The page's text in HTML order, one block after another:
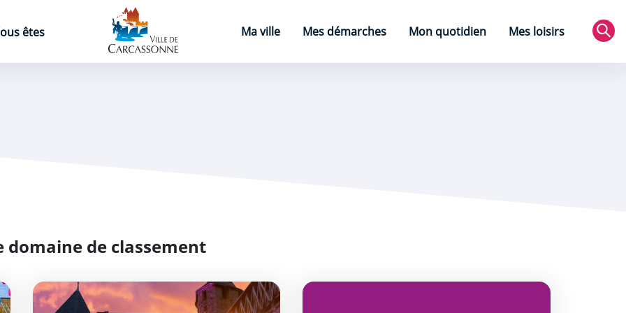
êtes
Page d'accueil
Ma ville
Mes démarches Mon quotidien
Mes loisirs
de classement
de projets artistiques
Participez aux Rencontres Documentaires à Carcassonne !Les événements du centre d&#039;art